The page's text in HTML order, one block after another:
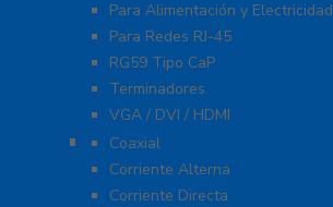
Para Alimentación y Electricidad
Para Redes RJ-45
RG59 Tipo CaP
Terminadores
VGA / DVI / HDMI
Protección Contra Descargas
Coaxial
Corriente Alterna
Corriente Directa